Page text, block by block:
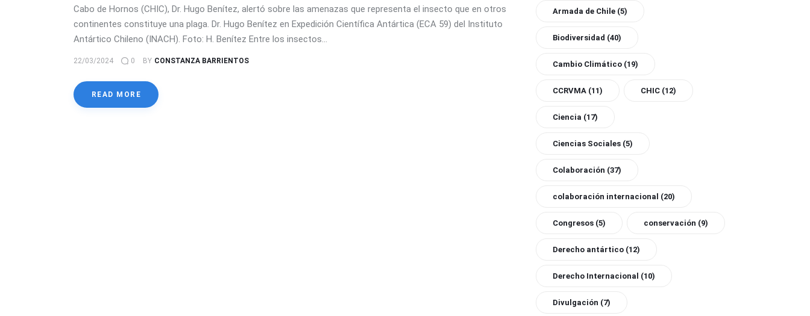
Cabo de Hornos (CHIC), Dr. Hugo Benítez, alertó sobre las amenazas que representa el insecto que en otros
continentes constituye una plaga. Dr. Hugo Benítez en Expedición Científica Antártica (ECA 59) del Instituto
Antártico Chileno (INACH). Foto: H. Benítez Entre los insectos…
22/03/2024 0 BY CONSTANZA BARRIENTOS
READ MORE
Armada de Chile (5)
Biodiversidad (40)
Cambio Climático (19)
CCRVMA (11) CHIC (12)
Ciencia (17)
Ciencias Sociales (5)
Colaboración (37)
colaboración internacional (20)
Congresos (5) conservación (9)
Derecho antártico (12)
Derecho Internacional (10)
Divulgación (7)